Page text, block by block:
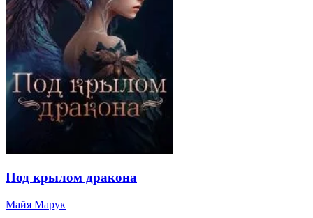
Под крылом дракона
Майя Марук